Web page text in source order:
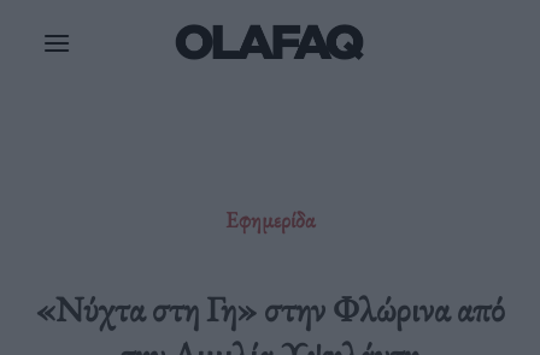
Εφημερίδα
«Νύχτα στη Γη» στην Φλώρινα από